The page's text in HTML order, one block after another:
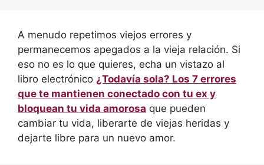
A menudo repetimos viejos errores y
permanecemos apegados a la vieja relación. Si
eso no es lo que quieres, echa un vistazo al
libro electrónico ¿Todavía sola? Los 7 errores
que te mantienen conectado con tu ex y
bloquean tu vida amorosa que pueden
cambiar tu vida, liberarte de viejas heridas y
dejarte libre para un nuevo amor.